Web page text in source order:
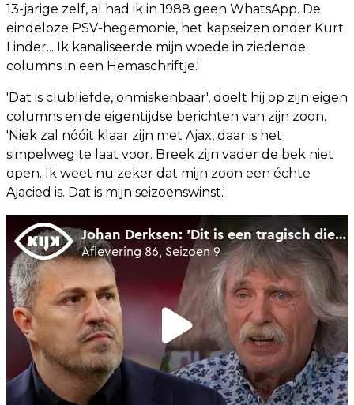
13-jarige zelf, al had ik in 1988 geen WhatsApp. De
eindeloze PSV-hegemonie, het kapseizen onder Kurt
Linder... Ik kanaliseerde mijn woede in ziedende
columns in een Hemaschriftje.'
'Dat is clubliefde, onmiskenbaar', doelt hij op zijn eigen
columns en de eigentijdse berichten van zijn zoon.
'Niek zal nóóit klaar zijn met Ajax, daar is het
simpelweg te laat voor. Breek zijn vader de bek niet
open. Ik weet nu zeker dat mijn zoon een échte
Ajacied is. Dat is mijn seizoenswinst.'